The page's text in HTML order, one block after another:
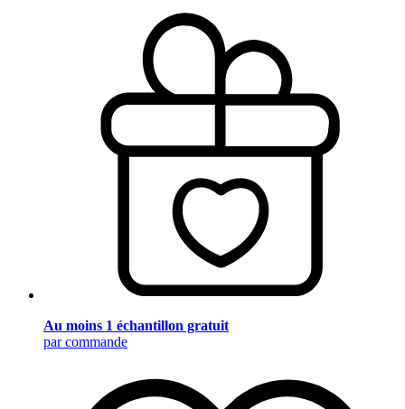
Au moins 1 échantillon gratuit
par commande